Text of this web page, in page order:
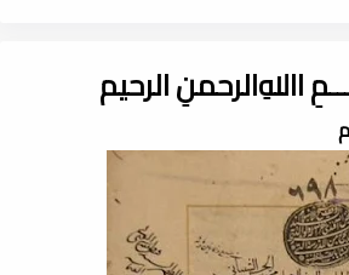
اﷲِالرحمنِ الرحيم